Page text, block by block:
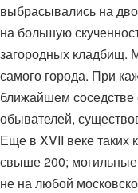
выбрасывались на
на большую
загородных кладбищ.
самого города. При
ближайшем соседстве
обывателей,
Еще в XVII веке таких
свыше 200;
не на любой